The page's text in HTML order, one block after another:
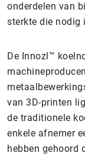
onderdelen van
sterkte die nodig
De Innozl™
van 3D-printen
de traditionele
enkele afnemer
hebben gehoord